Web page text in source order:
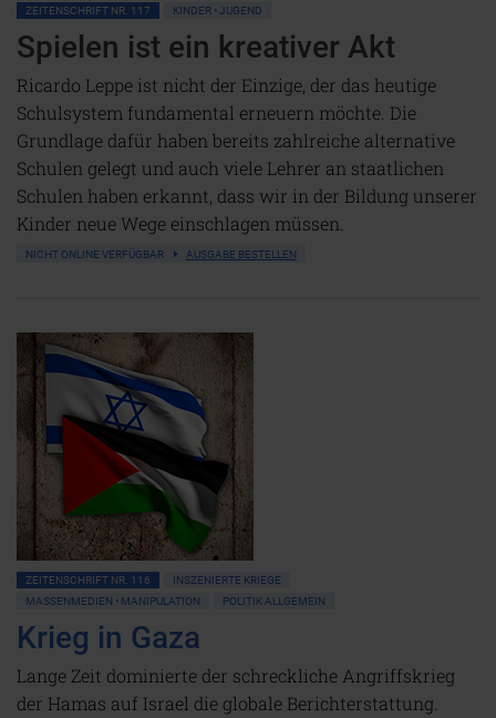
ZEITENSCHRIFT NR. 117 KINDER • JUGEND
Spielen ist ein kreativer Akt
Ricardo Leppe ist nicht der Einzige, der das heutige
Schulsystem fundamental erneuern möchte. Die
Grundlage dafür haben bereits zahlreiche alternative
Schulen gelegt und auch viele Lehrer an staatlichen
Schulen haben erkannt, dass wir in der Bildung unserer
Kinder neue Wege einschlagen müssen.
NICHT ONLINE VERFÜGBAR AUSGABE BESTELLEN
ZEITENSCHRIFT NR. 116
INSZENIERTE KRIEGE
MASSENMEDIEN • MANIPULATION
POLITIK ALLGEMEIN
Krieg in Gaza
Lange Zeit dominierte der schreckliche Angriffskrieg
der Hamas auf Israel die globale Berichterstattung.